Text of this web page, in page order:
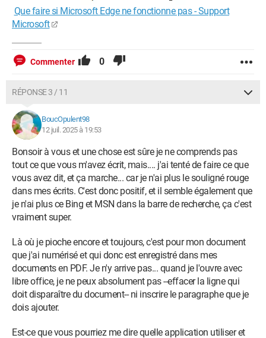
Que faire si Microsoft Edge ne fonctionne pas - Support
Microsoft
Commenter 0
RÉPONSE 3 / 11
BoucOpulent98
12 juil. 2025 à 19:53
Bonsoir à vous et une chose est sûre je ne comprends pas
tout ce que vous m'avez écrit, mais.... j'ai tenté de faire ce que
vous avez dit, et ça marche... car je n'ai plus le souligné rouge
dans mes écrits. C'est donc positif, et il semble également que
je n'ai plus ce Bing et MSN dans la barre de recherche, ça c'est
vraiment super.
Là où je pioche encore et toujours, c'est pour mon document
que j'ai numérisé et qui donc est enregistré dans mes
documents en PDF. Je n'y arrive pas... quand je l'ouvre avec
libre office, je ne peux absolument pas --effacer la ligne qui
doit disparaître du document-- ni inscrire le paragraphe que je
dois ajouter.
Est-ce que vous pourriez me dire quelle application utiliser et